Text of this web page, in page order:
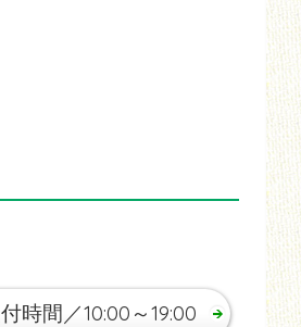
時間／10:00～19:00